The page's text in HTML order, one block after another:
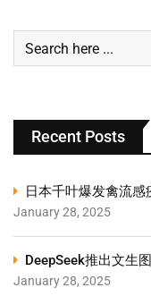
Recent Posts
日本千叶爆发禽流
January 28, 2025
DeepSeek推出文生
January 28, 2025